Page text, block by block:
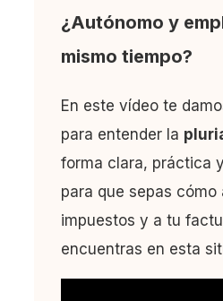
¿Autónomo y
mismo tiempo?
En este vídeo te
para entender la
forma clara, práctica
para que sepas
impuestos y a tu
encuentras en esta